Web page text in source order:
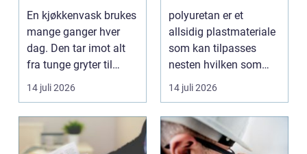
En kjøkkenvask brukes
mange ganger hver
dag. Den tar imot alt
fra tunge gryter til
skarpe kniver og ...
14 juli 2026
fordeler i
industrien
polyuretan er et
allsidig plastmateriale
som kan tilpasses
nesten hvilken som
helst oppgave. Fra
14 juli 2026